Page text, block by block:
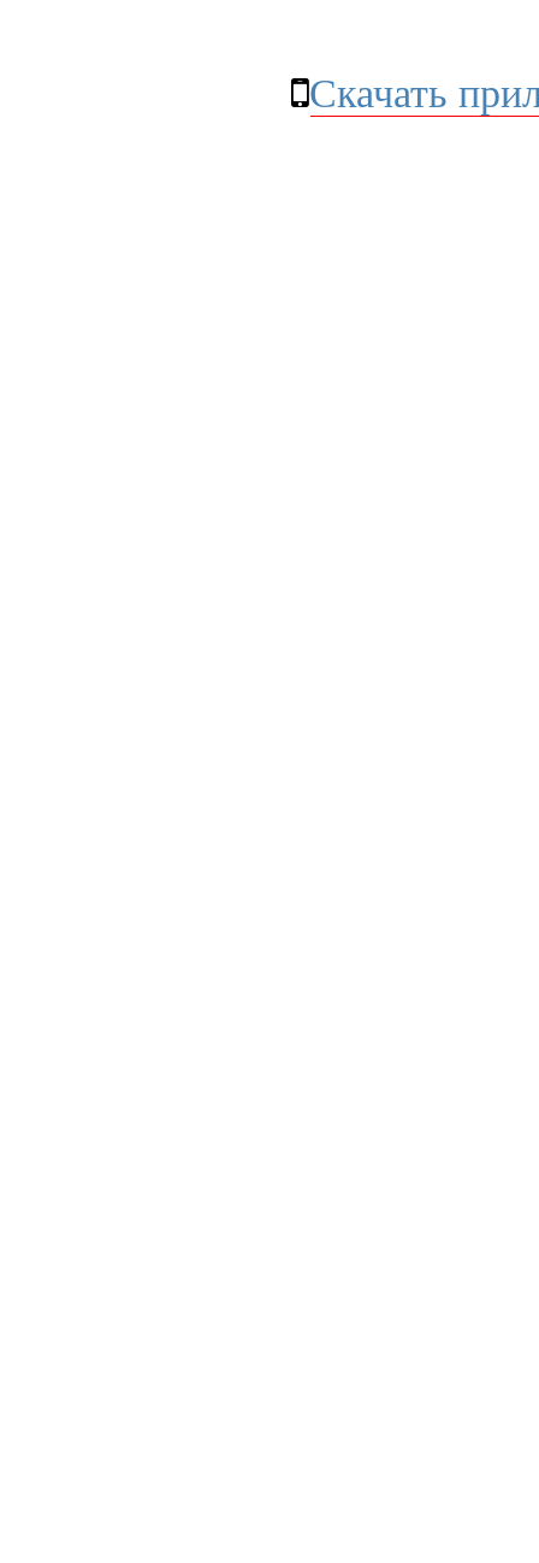
Скачать